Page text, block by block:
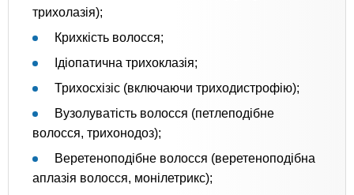
трихолазія);
Крихкість волосся;
Ідіопатична трихоклазія;
Трихосхізіс (включаючи триходистрофію);
Вузолуватість волосся (петлеподібне
волосся, трихонодоз);
Веретеноподібне волосся (веретеноподібна
аплазія волосся, монілетрикс);